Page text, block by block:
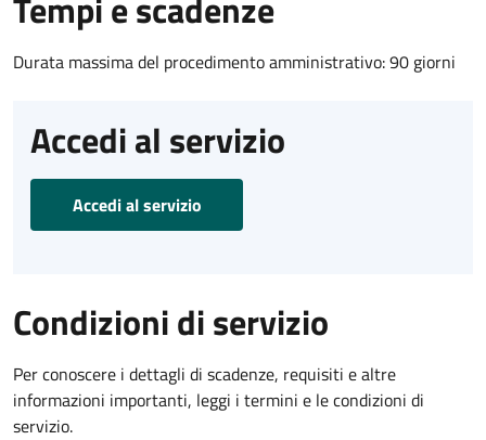
Durata massima del procedimento amministrativo: 90 giorni
Accedi al servizio
Accedi al servizio
Condizioni di servizio
Per conoscere i dettagli di scadenze, requisiti e altre
informazioni importanti, leggi i termini e le condizioni di
servizio.